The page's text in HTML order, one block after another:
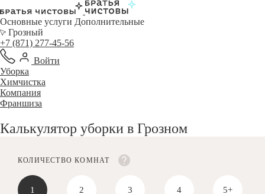
Основные услуги Дополнительные
Грозный
+7 (871) 277-45-56
Войти
Уборка
Химчистка
Компания
Франшиза
Калькулятор уборки в Грозном
КОЛИЧЕСТВО КОМНАТ
1 2 3 4 5+